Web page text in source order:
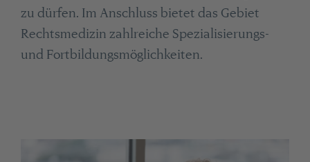
zu dürfen. Im Anschluss bietet das Gebiet
Rechtsmedizin zahlreiche Spezialisierungs-
und Fortbildungsmöglichkeiten.